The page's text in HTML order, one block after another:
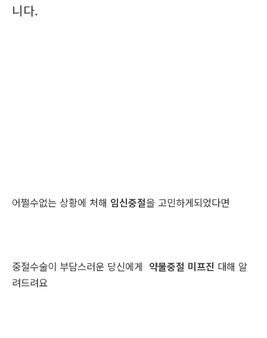
니다.
어쩔수없는 상황에 처해 임신중절을 고민하게되었다면
중절수술이 부담스러운 당신에게 약물중절 미프진 대해 알
려드려요